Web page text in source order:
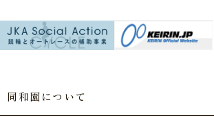
同和園について